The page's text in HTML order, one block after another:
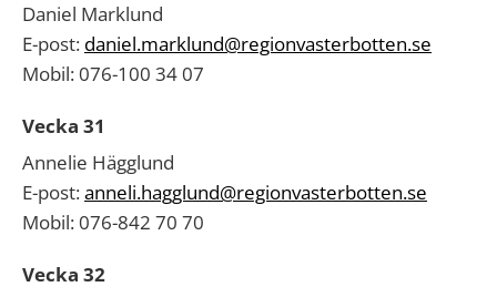
Daniel Marklund
E-post: daniel.marklund@regionvasterbotten.se
Mobil: 076-100 34 07
Vecka 31
Annelie Hägglund
E-post:anneli.hagglund@regionvasterbotten.se
Mobil: 076-842 70 70
Vecka 32